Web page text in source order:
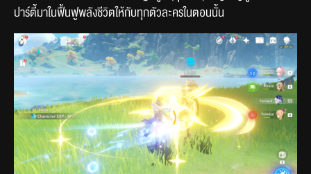
ปาร์ตี้มาในฟื้นฟูพลังชีวิตให้กับทุกตัวละครในตอนนั้น